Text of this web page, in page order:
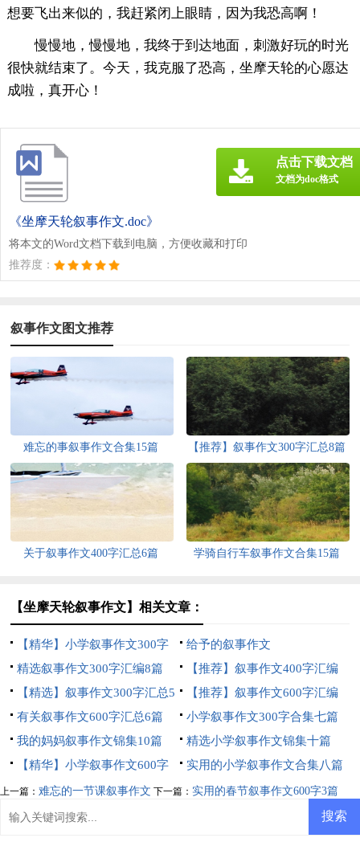
想要飞出来似的，我赶紧闭上眼睛，因为我恐高啊！
慢慢地，慢慢地，我终于到达地面，刺激好玩的时光
很快就结束了。今天，我克服了恐高，坐摩天轮的心愿达
成啦，真开心！
《坐摩天轮叙事作文.doc》
将本文的Word文档下载到电脑，方便收藏和打印
推荐度：
点击下载文档
文档为doc格式
叙事作文图文推荐
难忘的事叙事作文合集15篇 【推荐】叙事作文300字汇总8篇
关于叙事作文400字汇总6篇 学骑自行车叙事作文合集15篇
【坐摩天轮叙事作文】相关文章：
【精华】小学叙事作文300字
集锦6篇
给予的叙事作文
精选叙事作文300字汇编8篇
【推荐】叙事作文400字汇编
九篇
【精选】叙事作文300字汇总5
篇
【推荐】叙事作文600字汇编
五篇
有关叙事作文600字汇总6篇
小学叙事作文300字合集七篇
我的妈妈叙事作文锦集10篇
精选小学叙事作文锦集十篇
【精华】小学叙事作文600字
集合8篇
实用的小学叙事作文合集八篇
上一篇： 难忘的一节课叙事作文 下一篇： 实用的春节叙事作文600字3篇